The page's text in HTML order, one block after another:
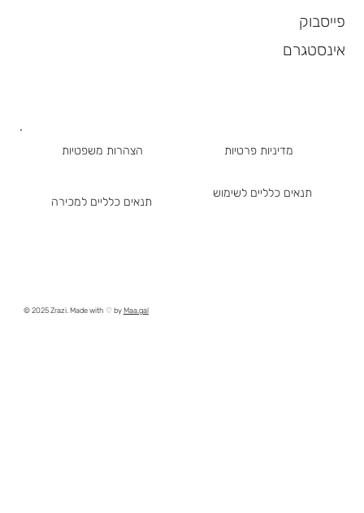
פייסבוק
אינסטגרם
מדיניות פרטיות
תנאים כלליים למכירה
תנאים כלליים לשימוש
הצהרות משפטיות
© 2025 Zrazi. Made with ♡ byMaa.gal